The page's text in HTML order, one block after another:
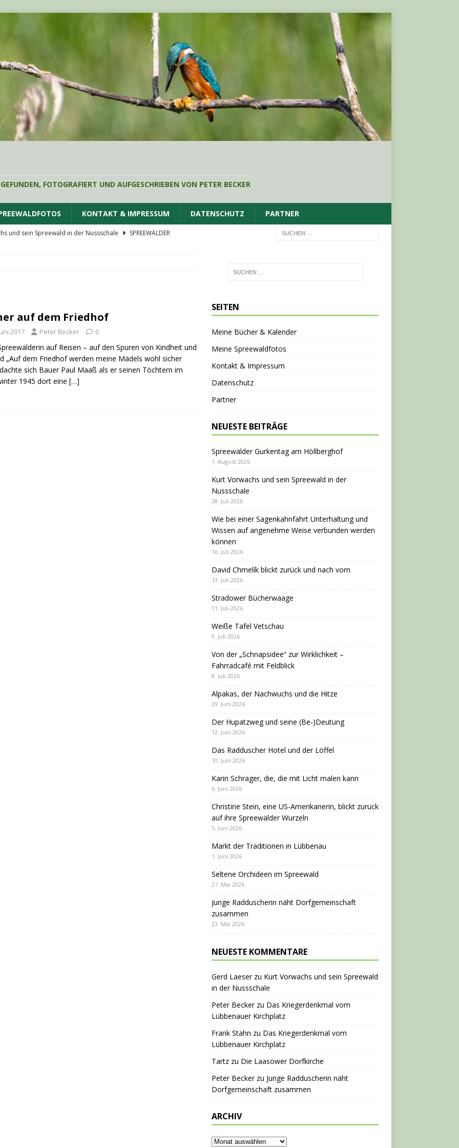
FOTOGRAFIERT UND AUFGESCHRIEBEN VON PETER BECKER
KONTAKT & IMPRESSUM DATENSCHUTZ PARTNER
und sein Spreewald in der Nussschale
SPREEWÄLDER
Gurkentag am Höllberghof FESTE & FEIERN
auf dem Friedhof
2017 Peter Becker 0
auf Reisen – auf den Spuren von Kindheit und
„Auf dem Friedhof werden meine Mädels wohl sicher
sich Bauer Paul Maaß als er seinen Töchtern im
1945 dort eine […]
SEITEN
Meine Bücher & Kalender
Meine Spreewaldfotos
Kontakt & Impressum
Datenschutz
Partner
NEUESTE BEITRÄGE
Spreewälder Gurkentag am Höllberghof
1. August 2026
Kurt Vorwachs und sein Spreewald in der
Nussschale
28. Juli 2026
Wie bei einer Sagenkahnfahrt Unterhaltung und
Wissen auf angenehme Weise verbunden werden
können
16. Juli 2026
David Chmelík blickt zurück und nach vorn
13. Juli 2026
Stradower Bücherwaage
11. Juli 2026
Weiße Tafel Vetschau
9. Juli 2026
Von der „Schnapsidee“ zur Wirklichkeit –
Fahrradcafé mit Feldblick
8. Juli 2026
Alpakas, der Nachwuchs und die Hitze
29. Juni 2026
Der Hupatzweg und seine (Be-)Deutung
12. Juni 2026
Das Radduscher Hotel und der Löffel
10. Juni 2026
Karin Schrager, die, die mit Licht malen kann
6. Juni 2026
Christine Stein, eine US-Amerikanerin, blickt zurück
auf ihre Spreewälder Wurzeln
5. Juni 2026
Markt der Traditionen in Lübbenau
1. Juni 2026
Seltene Orchideen im Spreewald
27. Mai 2026
Junge Radduscherin näht Dorfgemeinschaft
zusammen
23. Mai 2026
NEUESTE KOMMENTARE
Gerd Laeserzu Kurt Vorwachs und sein Spreewald
in der Nussschale
Peter Beckerzu Das Kriegerdenkmal vom
Lübbenauer Kirchplatz
Frank Stahn zu Das Kriegerdenkmal vom
Lübbenauer Kirchplatz
Tartzzu Die Laasower Dorfkirche
Peter Beckerzu Junge Radduscherin näht
Dorfgemeinschaft zusammen
ARCHIV